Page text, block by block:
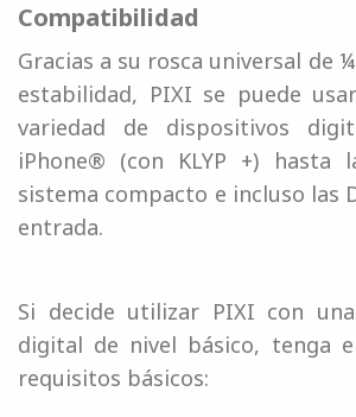
Compatibilidad
Gracias a su rosca universal de
estabilidad, PIXI se puede
variedad de dispositivos
iPhone® (con KLYP +) hasta
sistema compacto e incluso las
entrada.
Si decide utilizar PIXI con
digital de nivel básico, tenga
requisitos básicos: